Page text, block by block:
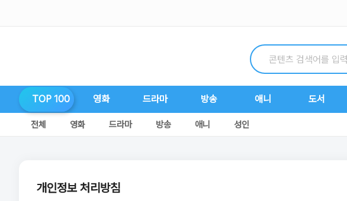
TOP 100
전체 영화 드라마 방송 애니 성인
영화 드라마 방송 애니 도서
개인정보 처리방침